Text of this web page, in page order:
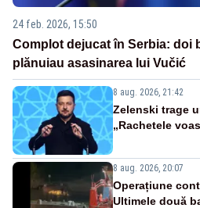
24 feb. 2026, 15:50
Complot dejucat în Serbia: doi
plănuiau asasinarea lui Vučić
8 aug. 2026, 21:42
Zelenski trage
„Rachetele
8 aug. 2026, 20:07
Operațiune
Ultimele două